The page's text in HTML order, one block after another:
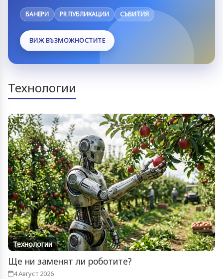
БАНЕРИ PR ПУБЛИКАЦИИ СЪБИТИЯ
ВИЖ ВЪЗМОЖНОСТИТЕ
Технологии
Технологии
Ще ни заменят ли роботите?
4 Август 2026